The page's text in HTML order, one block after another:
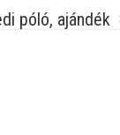
póló, ajándék